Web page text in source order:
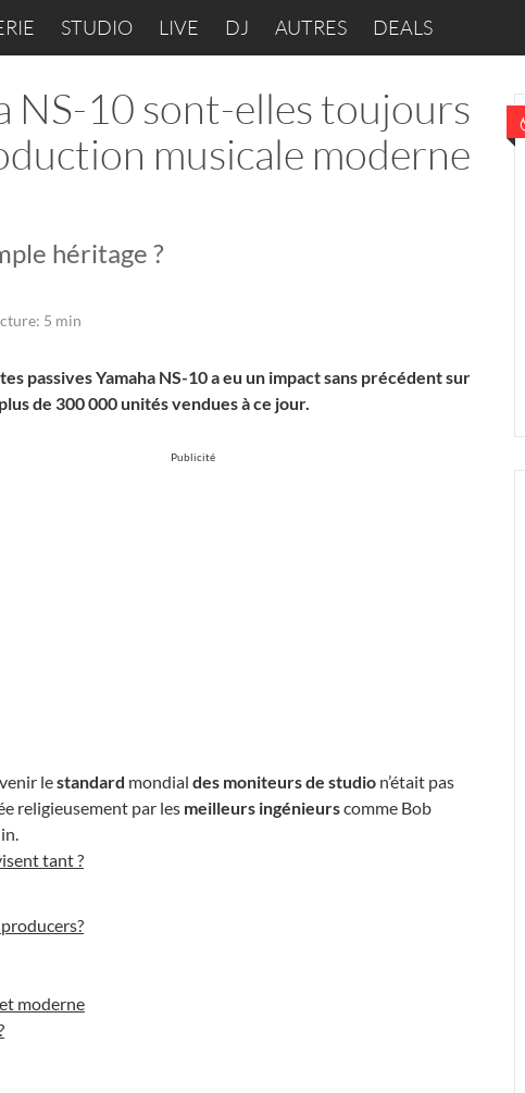
STUDIO LIVE DJ AUTRES DEALS
NS-10 sont-elles toujours
musicale moderne
héritage ?
5 min
passives Yamaha NS-10 a eu un impact sans précédent sur
de 300 000 unités vendues à ce jour.
Publicité
lestandard mondial des moniteurs de studio n’était pas
religieusement par les meilleurs ingénieurscomme Bob
tant ?
moderne